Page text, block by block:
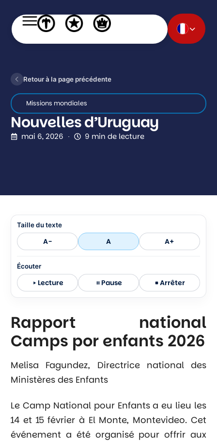
Retour à la page précédente
Missions mondiales
Nouvelles d’Uruguay
mai 6, 2026 9 min de lecture
Taille du texte
A- A A+
Écouter
Lecture Pause Arrêter
Rapport national
Camps por enfants 2026
Melisa Fagundez, Directrice national des
Ministères des Enfants
Le Camp National pour Enfants a eu lieu les
14 et 15 février à El Monte, Montevideo. Cet
événement a été organisé pour offrir aux